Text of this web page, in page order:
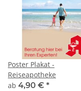
Poster Plakat -
Reiseapotheke
ab 4,90 € *